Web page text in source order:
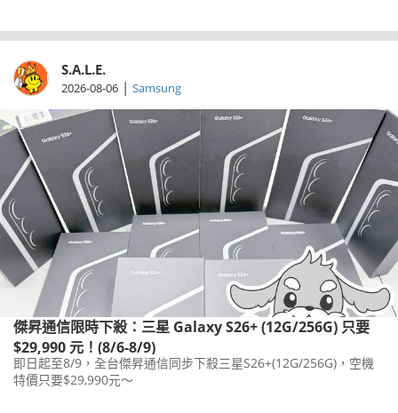
S.A.L.E.
2026-08-06 | Samsung
傑昇通信限時下殺：三星 Galaxy S26+ (12G/256G) 只要
$29,990 元！(8/6-8/9)
即日起至8/9，全台傑昇通信同步下殺三星S26+(12G/256G)，空機
特價只要$29,990元～